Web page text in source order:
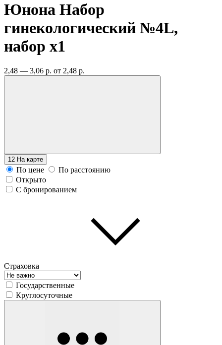
Юнона Набор
гинекологический №4L,
набор x1
2,48 — 3,06 р. от 2,48 р.
12 На карте
По цене
По расстоянию
Открыто
С бронированием
Страховка
Государственные
Круглосуточные